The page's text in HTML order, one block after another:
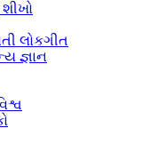
લોકગીત
જ્ઞાન